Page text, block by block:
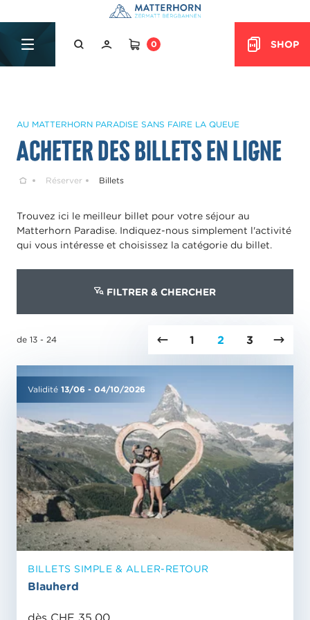
sr.skip-to.main-content
sr.skip-to.table-of-contents
sr.skip-to.main-navigation
Acheter des billets en ligne
Questions & Réponses
HEADER.CART
0 SHOP
AU MATTERHORN PARADISE SANS FAIRE LA QUEUE
Acheter des billets en ligne
HomeRéserver Billets
Trouvez ici le meilleur billet pour votre séjour au
Matterhorn Paradise. Indiquez-nous simplement l'activité
qui vous intéresse et choisissez la catégorie du billet.
FILTRER & CHERCHER
de 13 - 24 1 2 3
Validité 13/06 - 04/10/2026
BILLETS SIMPLE & ALLER-RETOUR
Blauherd
dès CHF 35.00